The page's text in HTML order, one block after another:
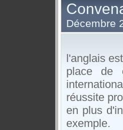
Décembre
l'anglais
place de
réussite
en plus
exemple.